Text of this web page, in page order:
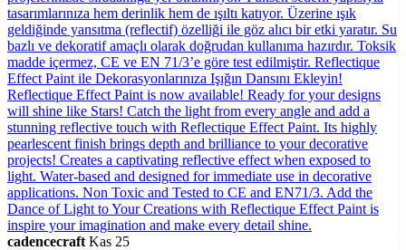
cadencecraft Kas 25